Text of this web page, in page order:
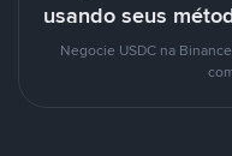
usando seus
Negocie USDC na